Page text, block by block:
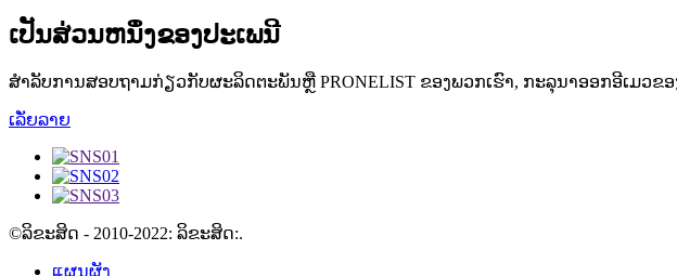
ເປັນສ່ວນຫນຶ່ງຂອງປະເພນີ
ສໍາລັບການສອບຖາມກ່ຽວກັບຜະລິດຕະພັນຫຼື PRONELIST ຂອງພວກເຮົາ, ກະລຸນາອອກອີເມວຂ
ເລັ່ຍລາຍ
©ລິຂະສິດ - 2010-2022: ລິຂະສິດ:.
ແຜນຜັງ